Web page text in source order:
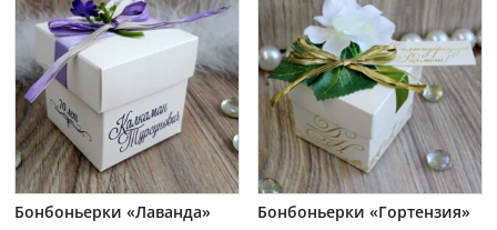
Бонбоньерки «Лаванда»
Бонбоньерки «Гортензия»